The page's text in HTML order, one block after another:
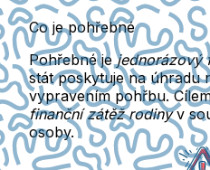
Co je pohřebné
Pohřebnéjejednorázový
stát poskytuje na úhradu
vypravením pohřbu.
finanční zátěž rodinyv
osoby.